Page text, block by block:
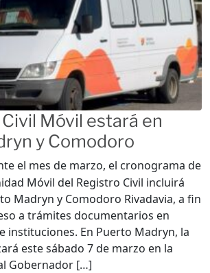
Móvil estará en
y Comodoro
el mes de marzo, el cronograma de
Móvil del Registro Civil incluirá
Madryn y Comodoro Rivadavia, a fin
a trámites documentarios en
instituciones. En Puerto Madryn, la
este sábado 7 de marzo en la
Gobernador […]